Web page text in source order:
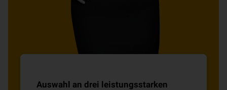
Auswahl an drei leistungsstarken